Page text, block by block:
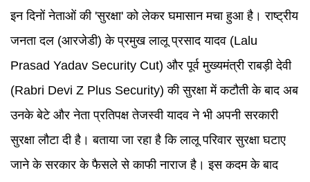
इन दिनों नेताओं की 'सुरक्षा' को लेकर घमासान मचा हुआ है। राष्ट्रीय
जनता दल (आरजेडी) के प्रमुख लालू प्रसाद यादव (Lalu
Prasad Yadav Security Cut) और पूर्व मुख्यमंत्री राबड़ी देवी
(Rabri Devi Z Plus Security) की सुरक्षा में कटौती के बाद अब
उनके बेटे और नेता प्रतिपक्ष तेजस्वी यादव ने भी अपनी सरकारी
सुरक्षा लौटा दी है। बताया जा रहा है कि लालू परिवार सुरक्षा घटाए
जाने के सरकार के फैसले से काफी नाराज है। इस कदम के बाद